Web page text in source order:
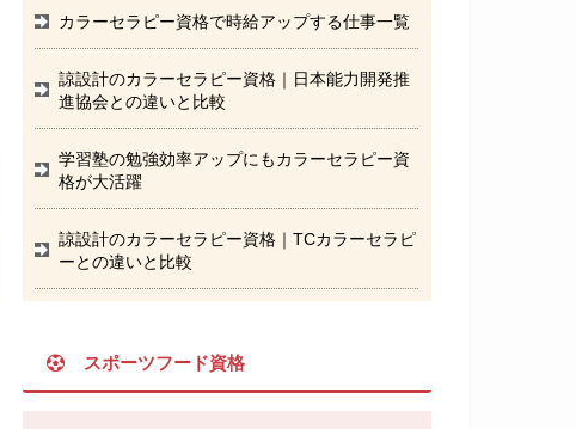
カラーセラピー資格で時給アップする仕事一覧
諒設計のカラーセラピー資格｜日本能力開発推
進協会との違いと比較
学習塾の勉強効率アップにもカラーセラピー資
格が大活躍
諒設計のカラーセラピー資格｜TCカラーセラピ
ーとの違いと比較
スポーツフード資格